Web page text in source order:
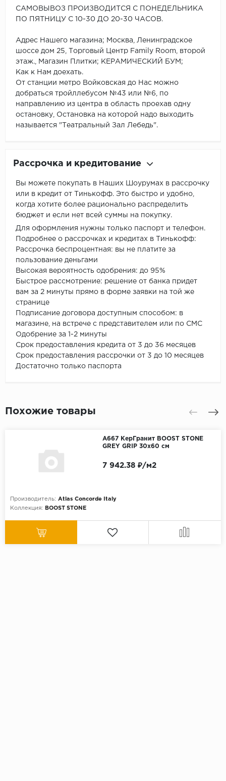
САМОВЫВОЗ ПРОИЗВОДИТСЯ С ПОНЕДЕЛЬНИКА
ПО ПЯТНИЦУ С 10-30 ДО 20-30 ЧАСОВ.
Адрес Нашего магазина; Москва, Ленинградское
шоссе дом 25, Торговый Центр Family Room, второй
этаж., Магазин Плитки; КЕРАМИЧЕСКИЙ БУМ;
Как к Нам доехать.
От станции метро Войковская до Нас можно
добраться тройллебусом №43 или №6, по
направлению из центра в область проехав одну
остановку, Остановка на которой надо выходить
называется "Театральный Зал Лебедь".
Рассрочка и кредитование
Вы можете покупать в Наших Шоурумах в рассрочку
или в кредит от Тинькофф. Это быстро и удобно,
когда хотите более рационально распределить
бюджет и если нет всей суммы на покупку.
Для оформления нужны только паспорт и телефон.
Подробнее о рассрочках и кредитах в Тинькофф:
Рассрочка беспроцентная: вы не платите за
пользование деньгами
Высокая вероятность одобрения: до 95%
Быстрое рассмотрение: решение от банка придет
вам за 2 минуты прямо в форме заявки на той же
странице
Подписание договора доступным способом: в
магазине, на встрече с представителем или по СМС
Одобрение за 1-2 минуты
Срок предоставления кредита от 3 до 36 месяцев
Срок предоставления рассрочки от 3 до 10 месяцев
Достаточно только паспорта
Похожие товары
A667 КерГранит BOOST STONE
GREY GRIP 30x60 см
Производитель: Atlas Concorde Italy
Коллекция:
BOOST STONE
7 942.38 ₽/м2